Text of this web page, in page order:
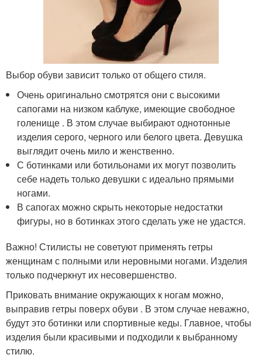
Выбор обуви зависит только от общего стиля.
Очень оригинально смотрятся они с высокими
сапогами на низком каблуке, имеющие свободное
голенище . В этом случае выбирают однотонные
изделия серого, черного или белого цвета. Девушка
выглядит очень мило и женственно.
С ботинками или ботильонами их могут позволить
себе надеть только девушки с идеально прямыми
ногами.
В сапогах можно скрыть некоторые недостатки
фигуры, но в ботинках этого сделать уже не удастся.
Важно! Стилисты не советуют применять гетры
женщинам с полными или неровными ногами. Изделия
только подчеркнут их несовершенство.
Приковать внимание окружающих к ногам можно,
выправив гетры поверх обуви . В этом случае неважно,
будут это ботинки или спортивные кеды. Главное, чтобы
изделия были красивыми и подходили к выбранному
стилю.